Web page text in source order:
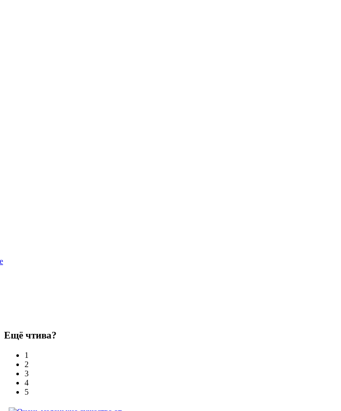
Ещё чтива?
1
2
3
4
5